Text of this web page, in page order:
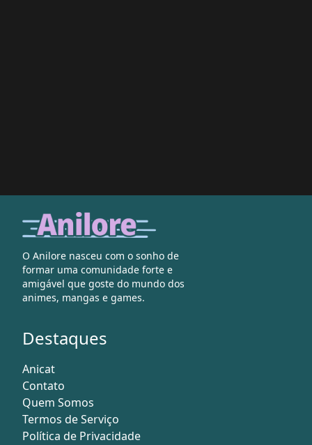
O Anilore nasceu com o sonho de
formar uma comunidade forte e
amigável que goste do mundo dos
animes, mangas e games.
Destaques
Anicat
Contato
Quem Somos
Termos de Serviço
Política de Privacidade